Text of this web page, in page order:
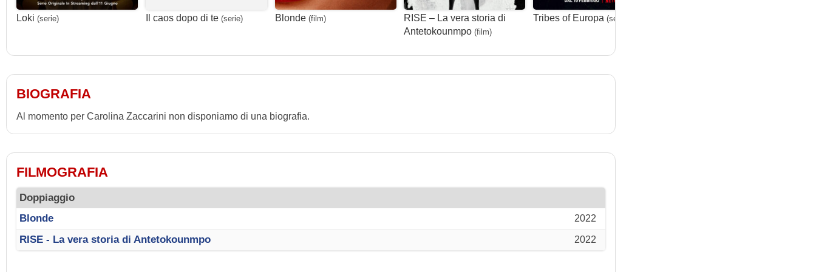
Loki (serie) Il caos dopo di te (serie) Blonde (film)
RISE – La vera storia di
Antetokounmpo (film)
Tribes of Europa (serie)
BIOGRAFIA
Al momento per Carolina Zaccarini non disponiamo di una biografia.
FILMOGRAFIA
Doppiaggio
2022
Blonde
2022
RISE - La vera storia di Antetokounmpo